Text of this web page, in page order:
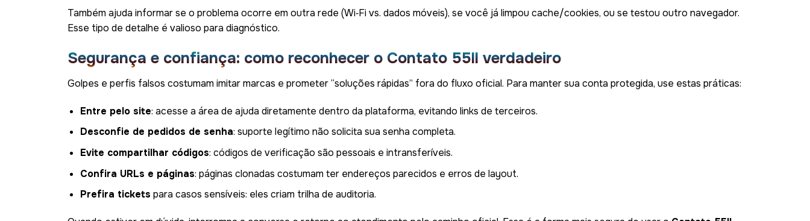
Também ajuda informar se o problema ocorre em outra rede (Wi‑Fi vs. dados móveis), se você já limpou cache/cookies, ou se testou outro navegador.
Esse tipo de detalhe é valioso para diagnóstico.
Segurança e confiança: como reconhecer o Contato 55ll verdadeiro
Golpes e perfis falsos costumam imitar marcas e prometer “soluções rápidas” fora do fluxo oficial. Para manter sua conta protegida, use estas práticas:
Entre pelo site: acesse a área de ajuda diretamente dentro da plataforma, evitando links de terceiros.
Desconfie de pedidos de senha: suporte legítimo não solicita sua senha completa.
Evite compartilhar códigos: códigos de verificação são pessoais e intransferíveis.
Confira URLs e páginas: páginas clonadas costumam ter endereços parecidos e erros de layout.
Prefira tickets para casos sensíveis: eles criam trilha de auditoria.